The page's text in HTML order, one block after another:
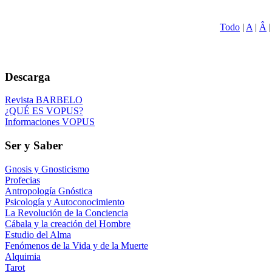
Todo | A | Â |
Descarga
Revista BARBELO
¿QUÉ ES VOPUS?
Informaciones VOPUS
Ser y Saber
Gnosis y Gnosticismo
Profecias
Antropología Gnóstica
Psicología y Autoconocimiento
La Revolución de la Conciencia
Cábala y la creación del Hombre
Estudio del Alma
Fenómenos de la Vida y de la Muerte
Alquimia
Tarot